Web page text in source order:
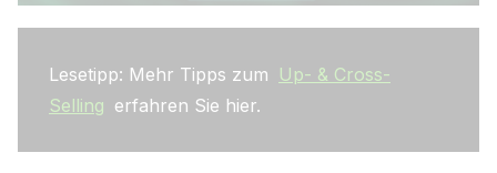
Lesetipp: Mehr Tipps zum Up- & Cross-
Selling erfahren Sie hier.